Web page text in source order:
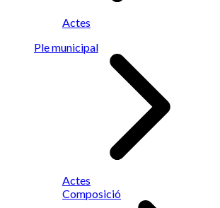
Actes
Ple municipal
Actes
Composició